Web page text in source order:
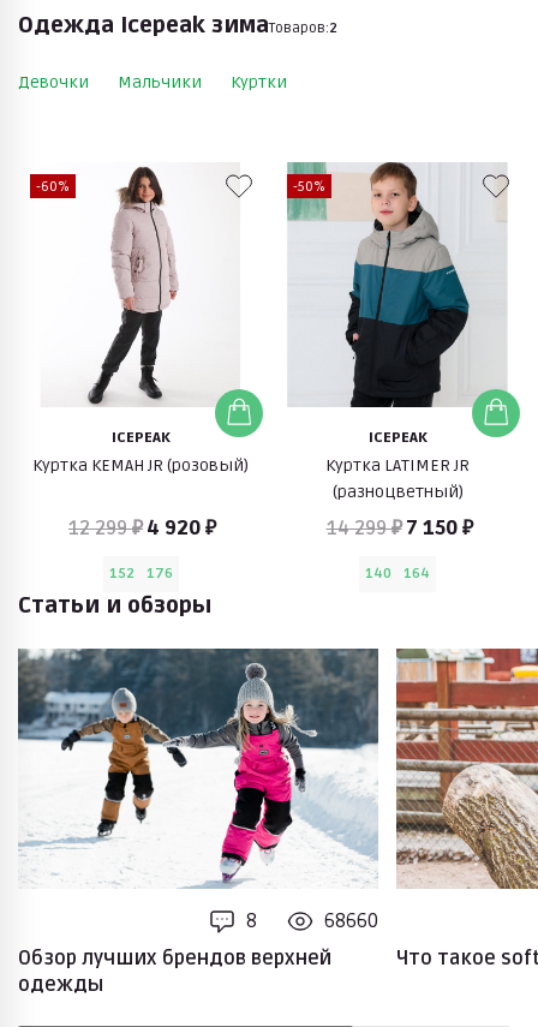
Одежда Icepeak зимаТоваров:2
Девочки Мальчики Куртки
-60%
ICEPEAK
Куртка KEMAH JR (розовый)
12 299 ₽ 4 920 ₽
152 176
-50%
ICEPEAK
Куртка LATIMER JR
(разноцветный)
14 299 ₽ 7 150 ₽
140 164
Статьи и обзоры
8
68660
Обзор лучших брендов верхней
одежды
Что такое